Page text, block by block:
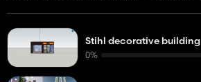
Stihl decorative building
0%